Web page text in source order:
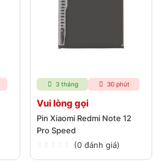
3 tháng 30 phút
Vui lòng gọi
Pin Xiaomi Redmi Note 12
Pro Speed
(0 đánh giá)